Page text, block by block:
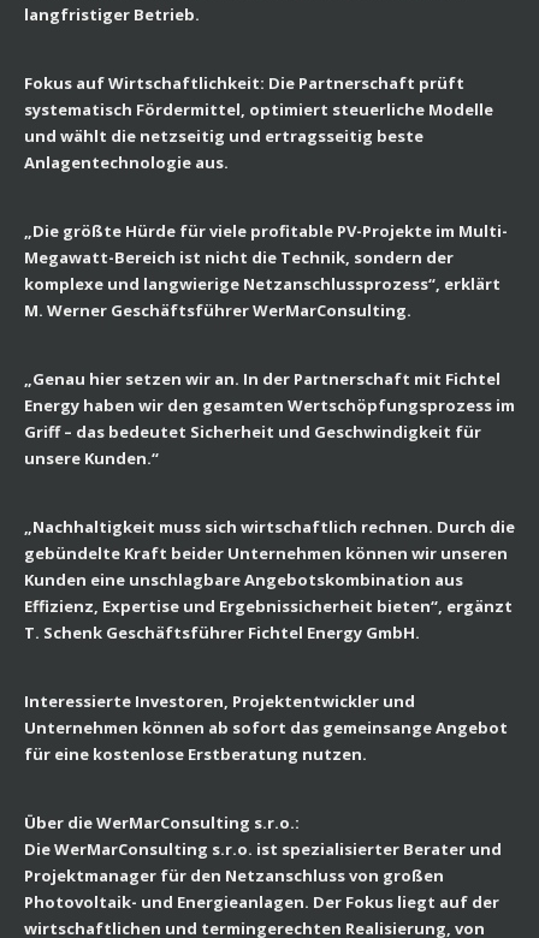
langfristiger Betrieb.
Fokus auf Wirtschaftlichkeit: Die Partnerschaft prüft
systematisch Fördermittel, optimiert steuerliche Modelle
und wählt die netzseitig und ertragsseitig beste
Anlagentechnologie aus.
„Die größte Hürde für viele profitable PV-Projekte im Multi-
Megawatt-Bereich ist nicht die Technik, sondern der
komplexe und langwierige Netzanschlussprozess“, erklärt
M. Werner Geschäftsführer WerMarConsulting.
„Genau hier setzen wir an. In der Partnerschaft mit Fichtel
Energy haben wir den gesamten Wertschöpfungsprozess im
Griff – das bedeutet Sicherheit und Geschwindigkeit für
unsere Kunden.“
„Nachhaltigkeit muss sich wirtschaftlich rechnen. Durch die
gebündelte Kraft beider Unternehmen können wir unseren
Kunden eine unschlagbare Angebotskombination aus
Effizienz, Expertise und Ergebnissicherheit bieten“, ergänzt
T. Schenk Geschäftsführer Fichtel Energy GmbH.
Interessierte Investoren, Projektentwickler und
Unternehmen können ab sofort das gemeinsange Angebot
für eine kostenlose Erstberatung nutzen.
Über die WerMarConsulting s.r.o.:
Die WerMarConsulting s.r.o. ist spezialisierter Berater und
Projektmanager für den Netzanschluss von großen
Photovoltaik- und Energieanlagen. Der Fokus liegt auf der
wirtschaftlichen und termingerechten Realisierung, von